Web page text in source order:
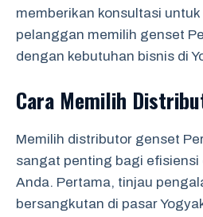
memberikan konsultasi
pelanggan memilih genset
dengan kebutuhan bisnis di
Cara Memilih
Memilih distributor genset
sangat penting bagi efisiensi
Anda. Pertama, tinjau
bersangkutan di pasar